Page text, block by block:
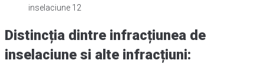
inselaciune 12
Distincția dintre infracțiunea de
inselaciune si alte infracțiuni: